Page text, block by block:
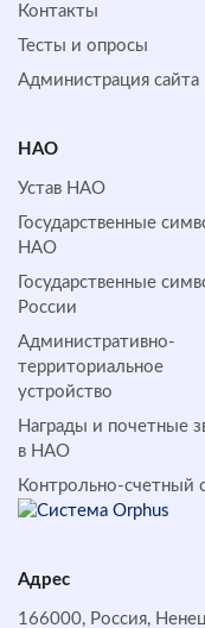
Контакты
Тесты и опросы
Администрация сайта
НАО
Устав НАО
Государственные
НАО
Государственные
России
Административно-
территориальное
устройство
Награды и почетные
в НАО
Контрольно-счетный
Адрес
166000, Россия,